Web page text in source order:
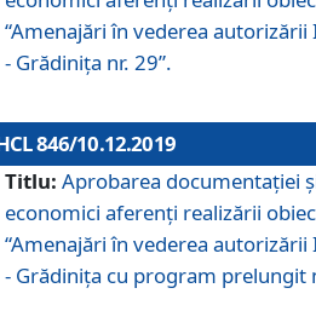
“Amenajări în vederea
- Grădinița nr. 29”.
846/10.12.2019
Titlu: Aprobarea documentației
economici aferenți realizării
“Amenajări în vederea
- Grădinița cu program prelungit